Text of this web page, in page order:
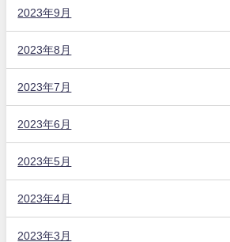
2023年9月
2023年8月
2023年7月
2023年6月
2023年5月
2023年4月
2023年3月